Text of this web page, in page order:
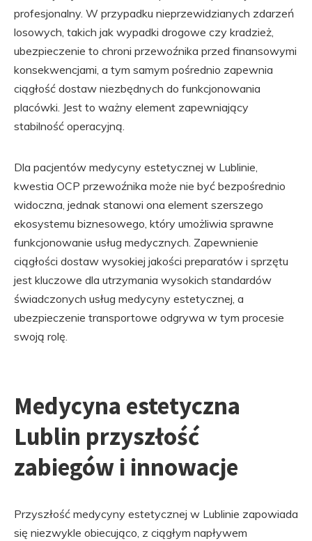
profesjonalny. W przypadku nieprzewidzianych zdarzeń
losowych, takich jak wypadki drogowe czy kradzież,
ubezpieczenie to chroni przewoźnika przed finansowymi
konsekwencjami, a tym samym pośrednio zapewnia
ciągłość dostaw niezbędnych do funkcjonowania
placówki. Jest to ważny element zapewniający
stabilność operacyjną.
Dla pacjentów medycyny estetycznej w Lublinie,
kwestia OCP przewoźnika może nie być bezpośrednio
widoczna, jednak stanowi ona element szerszego
ekosystemu biznesowego, który umożliwia sprawne
funkcjonowanie usług medycznych. Zapewnienie
ciągłości dostaw wysokiej jakości preparatów i sprzętu
jest kluczowe dla utrzymania wysokich standardów
świadczonych usług medycyny estetycznej, a
ubezpieczenie transportowe odgrywa w tym procesie
swoją rolę.
Medycyna estetyczna
Lublin przyszłość
zabiegów i innowacje
Przyszłość medycyny estetycznej w Lublinie zapowiada
się niezwykle obiecująco, z ciągłym napływem